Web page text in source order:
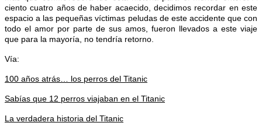
ciento cuatro años de haber acaecido, decidimos recordar en este
espacio a las pequeñas víctimas peludas de este accidente que con
todo el amor por parte de sus amos, fueron llevados a este viaje
que para la mayoría, no tendría retorno.
Vía:
100 años atrás… los perros del Titanic
Sabías que 12 perros viajaban en el Titanic
La verdadera historia del Titanic